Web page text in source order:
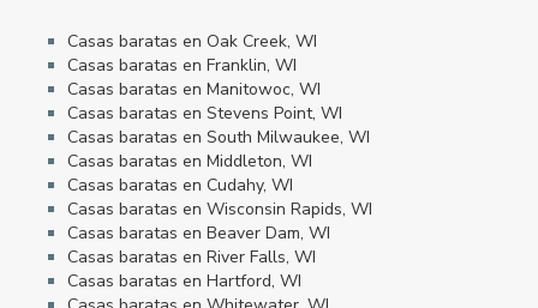
Casas baratas en Oak Creek, WI
Casas baratas en Franklin, WI
Casas baratas en Manitowoc, WI
Casas baratas en Stevens Point, WI
Casas baratas en South Milwaukee, WI
Casas baratas en Middleton, WI
Casas baratas en Cudahy, WI
Casas baratas en Wisconsin Rapids, WI
Casas baratas en Beaver Dam, WI
Casas baratas en River Falls, WI
Casas baratas en Hartford, WI